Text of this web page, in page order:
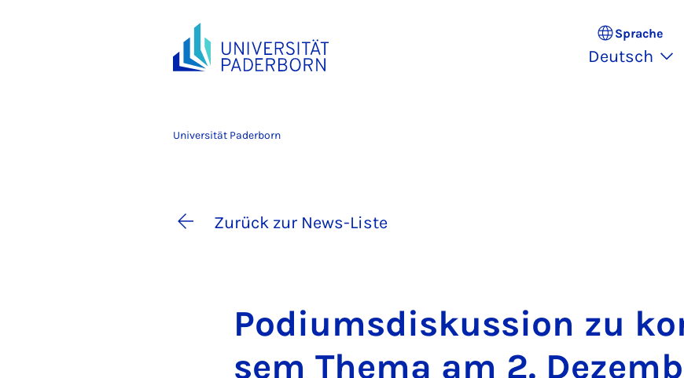
Sprache
Deutsch
Universität Paderborn
Zurück zur News-Liste
Po­di­ums­dis­kus­si­on zu
sem The­ma am 2.